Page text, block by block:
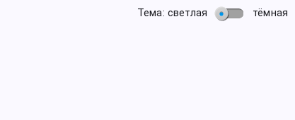
Тема: светлая тёмная